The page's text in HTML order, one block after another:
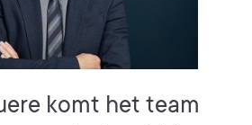
komt het team